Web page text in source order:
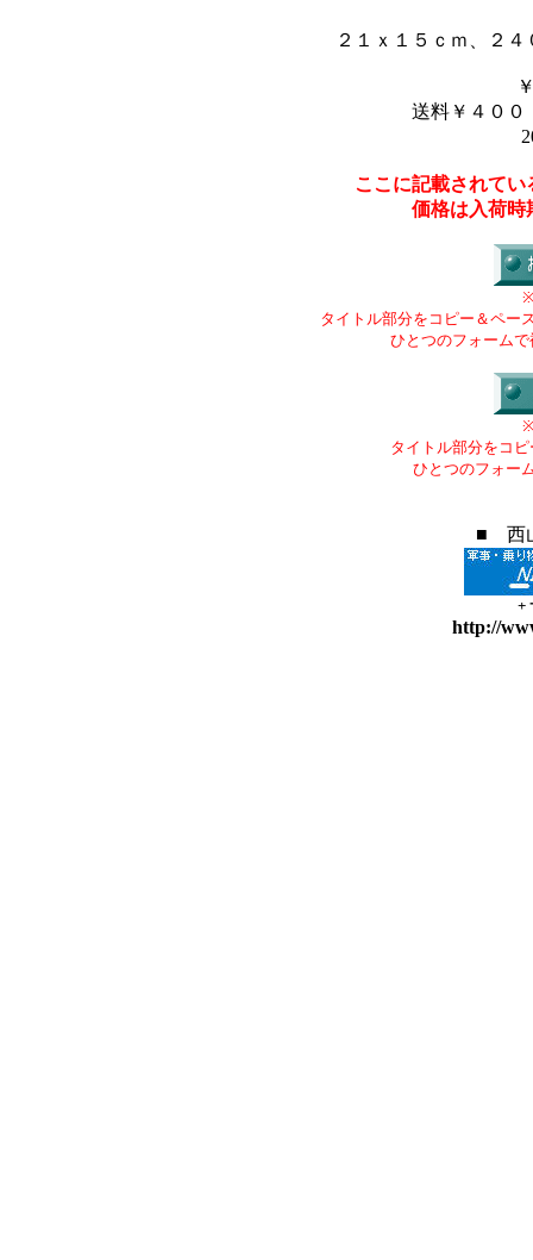
２１ｘ１５ｃｍ、２
送料￥４００
ここに記載されて
価格は入荷時
タイトル部分をコピー＆ペー
ひとつのフォーム
タイトル部分をコ
ひとつのフォー
■ 西
+
http://